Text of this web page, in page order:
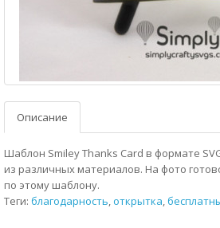
Описание
Шаблон Smiley Thanks Card в формате
из различных материалов. На фото
по этому шаблону.
Теги: благодарность,открытка,